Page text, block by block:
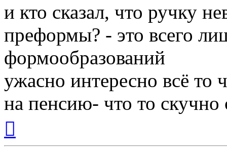
и кто сказал, что ручку
преформы? - это всего
формообразований
ужасно интересно всё то
на пенсию- что то скучно
началу